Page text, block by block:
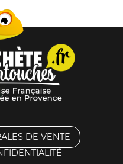
DE VENTE